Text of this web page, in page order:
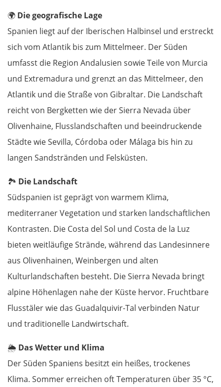
🌍 Die geografische Lage
Spanien liegt auf der Iberischen Halbinsel und erstreckt
sich vom Atlantik bis zum Mittelmeer. Der Süden
umfasst die Region Andalusien sowie Teile von Murcia
und Extremadura und grenzt an das Mittelmeer, den
Atlantik und die Straße von Gibraltar. Die Landschaft
reicht von Bergketten wie der Sierra Nevada über
Olivenhaine, Flusslandschaften und beeindruckende
Städte wie Sevilla, Córdoba oder Málaga bis hin zu
langen Sandstränden und Felsküsten.
🏞️ Die Landschaft
Südspanien ist geprägt von warmem Klima,
mediterraner Vegetation und starken landschaftlichen
Kontrasten. Die Costa del Sol und Costa de la Luz
bieten weitläufige Strände, während das Landesinnere
aus Olivenhainen, Weinbergen und alten
Kulturlandschaften besteht. Die Sierra Nevada bringt
alpine Höhenlagen nahe der Küste hervor. Fruchtbare
Flusstäler wie das Guadalquivir-Tal verbinden Natur
und traditionelle Landwirtschaft.
🌦️ Das Wetter und Klima
Der Süden Spaniens besitzt ein heißes, trockenes
Klima. Sommer erreichen oft Temperaturen über 35 °C,
OSTROUTE
Estland
Pärnu
Lettland
Salacgrīva
Riga
Jelgava
Litauen